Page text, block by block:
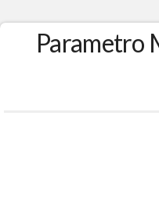
Parametro